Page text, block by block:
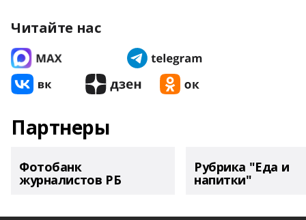
Читайте нас
Партнеры
Фотобанк
журналистов РБ
Рубрика "Еда и
напитки"